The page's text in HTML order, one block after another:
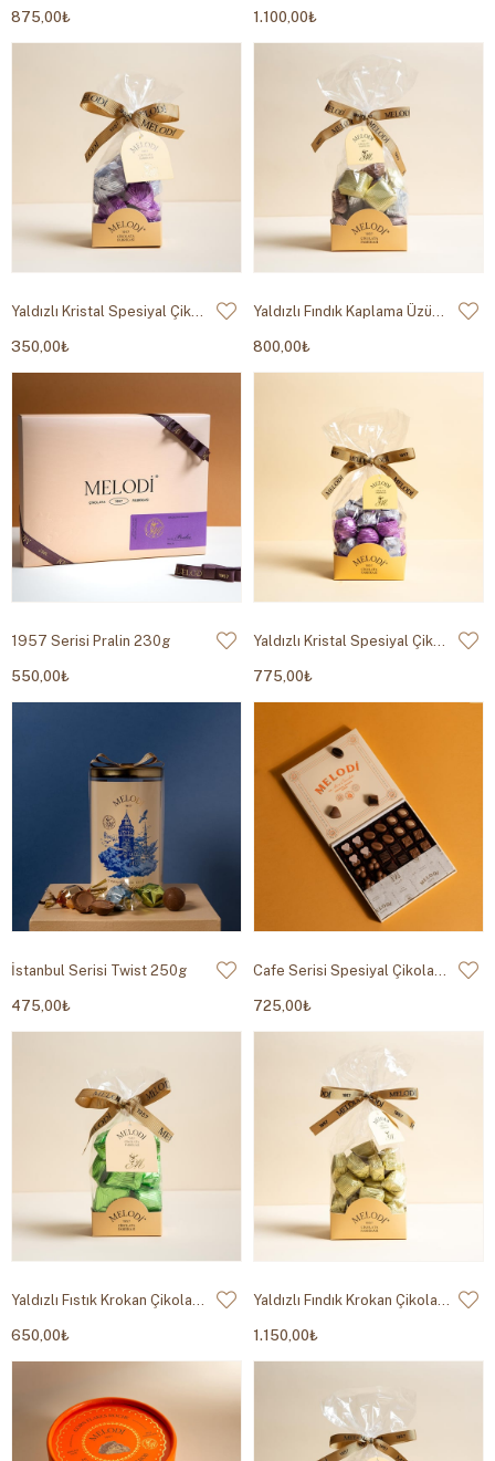
875,00₺ 1.100,00₺
Yaldızlı Kristal Spesiyal Çikolata 200g
350,00₺
Yaldızlı Fındık Kaplama Üzümlü 500g
800,00₺
1957 Serisi Pralin 230g
550,00₺
Yaldızlı Kristal Spesiyal Çikolata 500g
775,00₺
İstanbul Serisi Twist 250g
475,00₺
Cafe Serisi Spesiyal Çikolata 355g
725,00₺
Yaldızlı Fıstık Krokan Çikolata 200g
650,00₺
Yaldızlı Fındık Krokan Çikolata 500g
1.150,00₺